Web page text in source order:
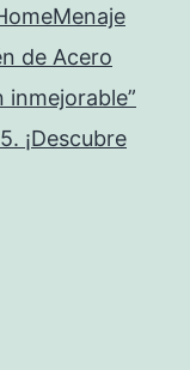
de Acero
inmejorable”
¡Descubre